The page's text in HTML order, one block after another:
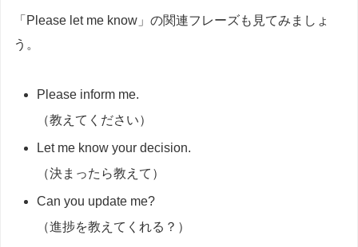
「Please let me know」の関連フレーズも見てみましょ
う。
Please inform me.
（教えてください）
Let me know your decision.
（決まったら教えて）
Can you update me?
（進捗を教えてくれる？）